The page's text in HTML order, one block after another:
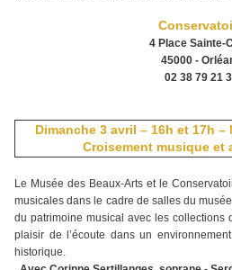
4 Place Sainte-
45000 -
02 38 79 21
Dimanche 3 avril – 16h et 17h
Croisement musique et
Le Musée des Beaux-Arts et le
musicales dans le cadre de salles du
du patrimoine musical avec les collections
plaisir de l’écoute dans un
historique.